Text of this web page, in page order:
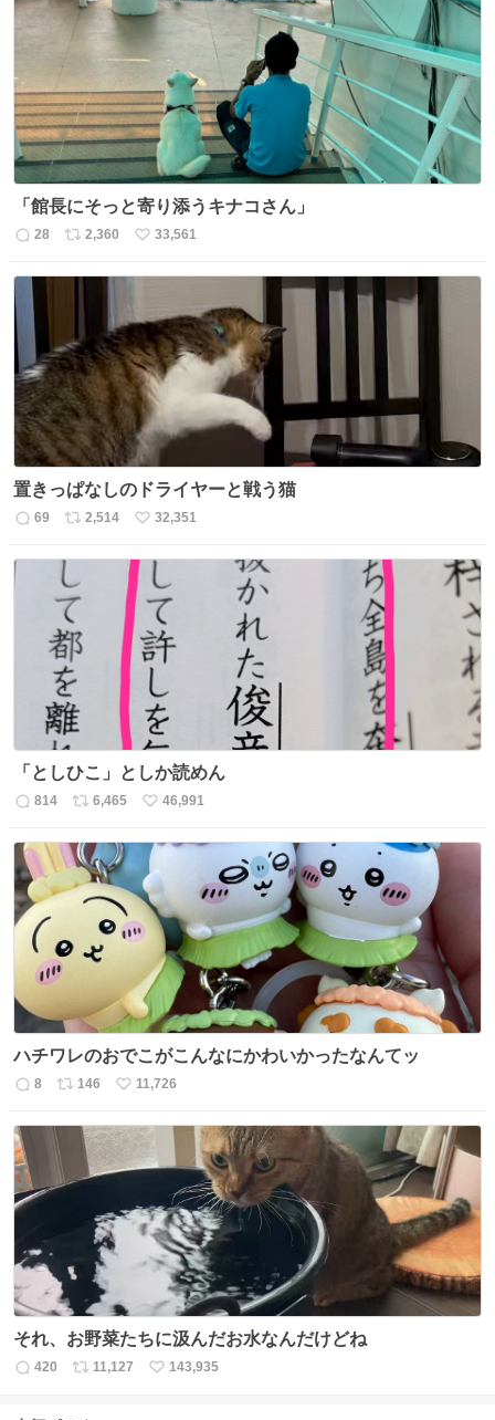
「館長にそっと寄り添うキナコさん」
返
数
28
リ
数
2,360
い
33,561
置きっぱなしのドライヤーと戦う猫
返
数
69
リ
ス
ト
数
2,514
い
ね
数
32,351
「としひこ」としか読めん
返
数
814
リ
ス
ト
数
6,465
い
ね
数
46,991
ハチワレのおでこがこんなにかわいかったなんてッ
返
数
8
リ
ス
ト
数
146
い
ね
数
11,726
それ、お野菜たちに汲んだお水なんだけどね
返
420
リ
11,127
い
143,935